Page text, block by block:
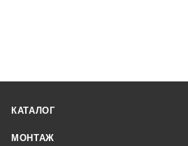
КАТАЛОГ
МОНТАЖ